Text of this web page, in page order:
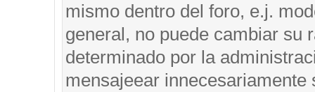
mismo dentro del foro, e.j.
general, no puede cambiar su
determinado por la
mensajeear